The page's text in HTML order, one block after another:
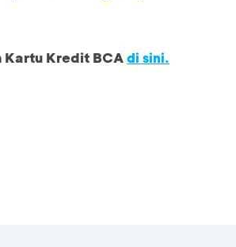
Kartu Kredit BCAdi sini.